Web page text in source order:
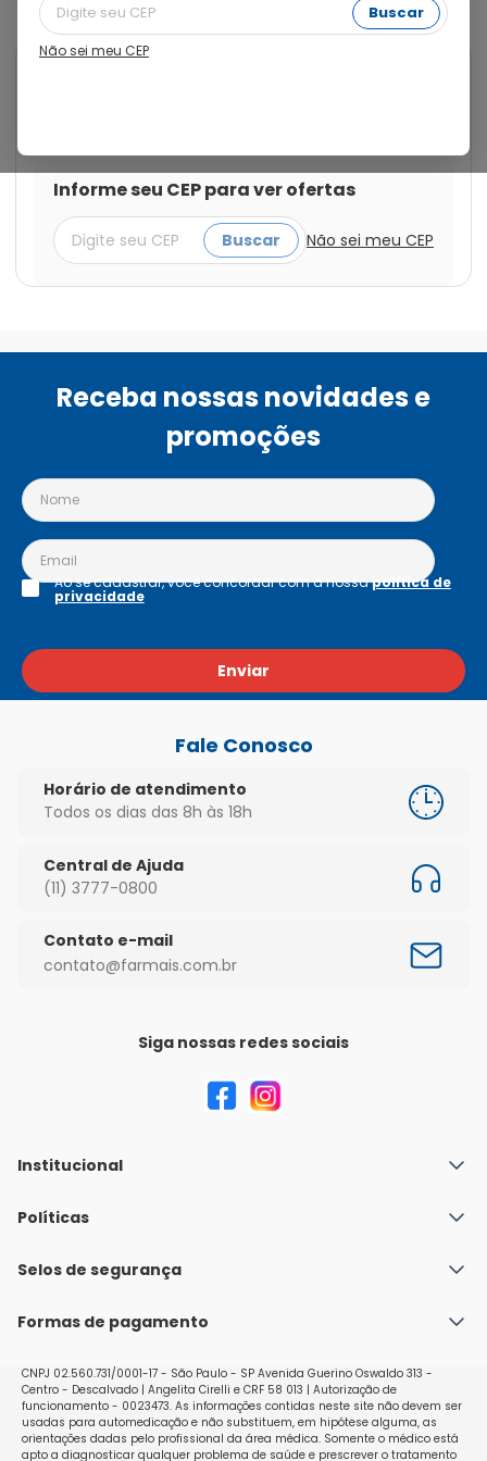
Buscar
Não sei meu CEP
Decadron Cod.:
Informe seu CEP para ver ofertas
Buscar Não sei meu CEP
Receba nossas novidades e
promoções
Enviar
Ao se cadastrar, você concordar com a nossapolítica de
privacidade
Fale Conosco
Horário de atendimento
Todos os dias das 8h às 18h
Central de Ajuda
(11) 3777-0800
Contato e-mail
contato@farmais.com.br
Siga nossas redes sociais
Institucional
Quem Somos
Nossas lojas
Políticas
Política de Envio
Políticas de Trocas e Devoluções
Selos de segurança
Formas de pagamento
CNPJ 02.560.731/0001-17 - São Paulo - SP Avenida Guerino Oswaldo 313 -
Centro - Descalvado | Angelita Cirelli e CRF 58 013 | Autorização de
funcionamento - 0023473. As informações contidas neste site não devem ser
usadas para automedicação e não substituem, em hipótese alguma, as
orientações dadas pelo profissional da área médica. Somente o médico está
apto a diagnosticar qualquer problema de saúde e prescrever o tratamento